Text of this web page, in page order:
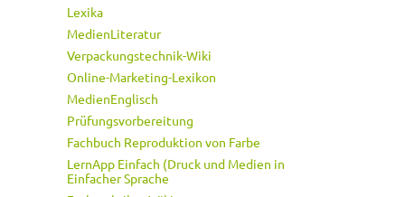
Lexika
MedienLiteratur
Verpackungstechnik-Wiki
Online-Marketing-Lexikon
MedienEnglisch
Prüfungsvorbereitung
Fachbuch Reproduktion von Farbe
LernApp Einfach (Druck und Medien in
Einfacher Sprache